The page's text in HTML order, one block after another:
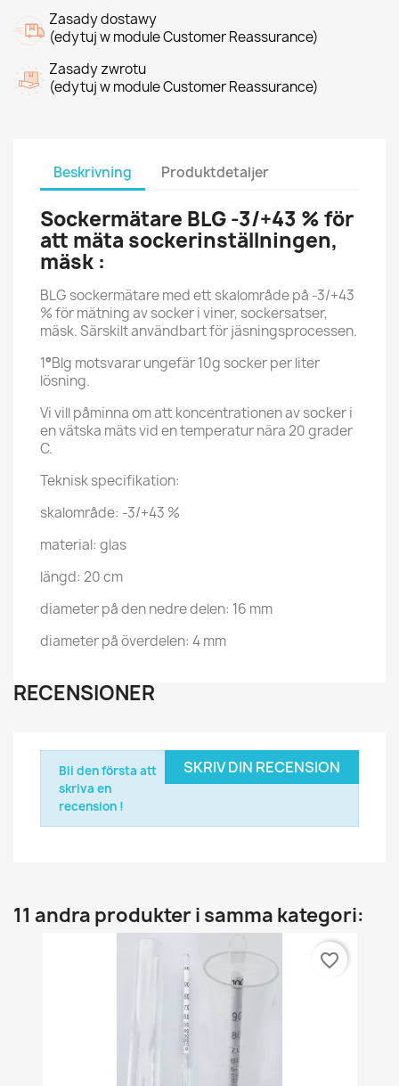
Zasady dostawy
(edytuj w module Customer Reassurance)
Zasady zwrotu
(edytuj w module Customer Reassurance)
Beskrivning Produktdetaljer
Sockermätare BLG -3/+43 % för
att mäta sockerinställningen,
mäsk :
BLG sockermätare med ett skalområde på -3/+43
% för mätning av socker i viner, sockersatser,
mäsk. Särskilt användbart för jäsningsprocessen.
1°Blg motsvarar ungefär 10g socker per liter
lösning.
Vi vill påminna om att koncentrationen av socker i
en vätska mäts vid en temperatur nära 20 grader
C.
Teknisk specifikation:
skalområde: -3/+43 %
material: glas
längd: 20 cm
diameter på den nedre delen: 16 mm
diameter på överdelen: 4 mm
RECENSIONER
SKRIV DIN RECENSION
Bli den första att
skriva en
recension !
11 andra produkter i samma kategori:
favorite_border